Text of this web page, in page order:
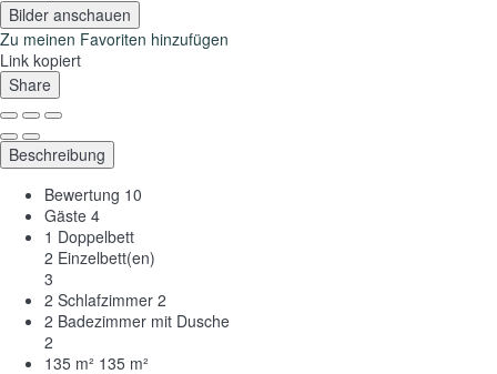
Bilder anschauen
Zu meinen Favoriten hinzufügen
Link kopiert
Share
Beschreibung
Bewertung 10
Gäste 4
1 Doppelbett
2 Einzelbett(en)
3
2 Schlafzimmer 2
2 Badezimmer mit Dusche
2
135 m² 135 m²